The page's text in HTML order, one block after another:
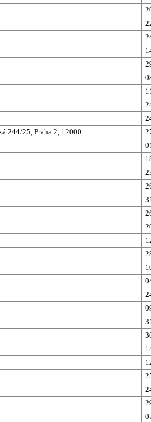
244/25, Praha 2, 12000